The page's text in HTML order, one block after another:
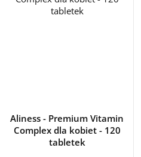
Aliness - Premium Vitamin
Complex dla kobiet - 120
tabletek